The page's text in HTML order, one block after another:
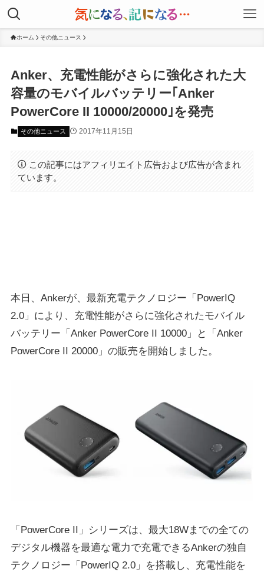
ホーム その他ニュース
Anker、充電性能がさらに強化された大
容量のモバイルバッテリー｢Anker
PowerCore II 10000/20000｣を発売
その他ニュース 2017年11月15日
この記事にはアフィリエイト広告および広告が含まれ
ています。
本日、Ankerが、最新充電テクノロジー「PowerIQ
2.0」により、充電性能がさらに強化されたモバイル
バッテリー「Anker PowerCore II 10000」と「Anker
PowerCore II 20000」の販売を開始しました。
「PowerCore II」シリーズは、最大18Wまでの全ての
デジタル機器を最適な電力で充電できるAnkerの独自
テクノロジー「PowerIQ 2.0」を搭載し、充電性能を